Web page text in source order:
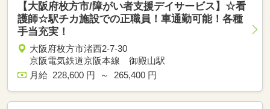
【大阪府枚方市/障がい者支援デイサービス】☆看
護師☆駅チカ施設での正職員！車通勤可能！各種
手当充実！
大阪府枚方市渚西2-7-30
京阪電気鉄道京阪本線 御殿山駅
月給 228,600 円 ～ 265,400 円